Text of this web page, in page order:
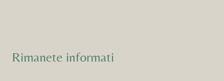
Rimanete informati